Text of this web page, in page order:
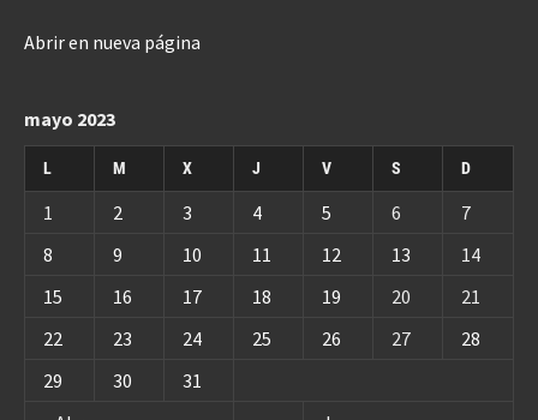
Abrir en nueva página
mayo 2023
L M X J V S D
1 2 3 4 5 6
7
8
9 10 11 12 13
14
15
16 17 18 19 20
21
22
23 24 25 26 27
28
29
30 31